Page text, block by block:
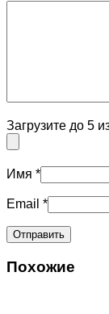
Загрузите до 5
Имя *
Email *
Похожие